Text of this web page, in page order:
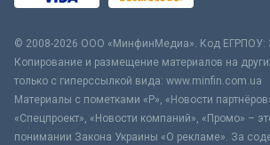
© 2008-2026 ООО «МинфинМедиа». Код ЕГРПОУ:
Копирование и размещение материалов на
только с гиперссылкой вида: www.minfin.com.ua
Материалы с пометками «Р», «Новости
«Спецпроект», «Новости компаний», «Промо» –
понимании Закона Украины «О рекламе». За